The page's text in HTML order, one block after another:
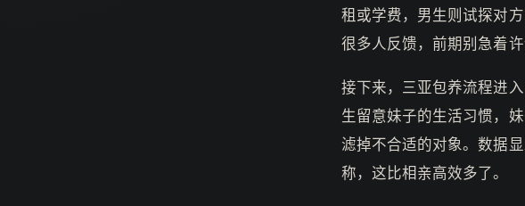
租或学费，男生则试探对
很多人反馈，前期别急着许
接下来，三亚包养流程进
生留意妹子的生活习惯，
滤掉不合适的对象。数据
称，这比相亲高效多了。